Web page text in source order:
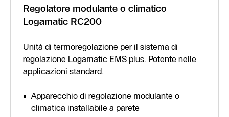
Regolatore modulante o climatico
Logamatic RC200
Unità di termoregolazione per il sistema di
regolazione Logamatic EMS plus. Potente nelle
applicazioni standard.
Apparecchio di regolazione modulante o
climatica installabile a parete